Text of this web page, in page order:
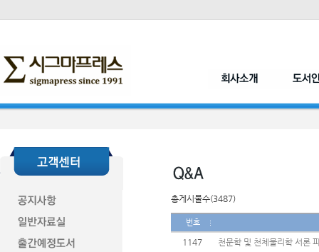
총게시물수(3487)
번호
1147
천문학 및 천체물리학 서론